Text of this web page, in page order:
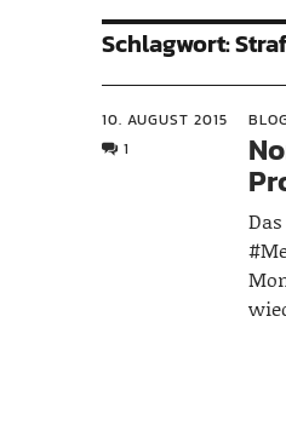
Schlagwort:
10. AUGUST 2015
1